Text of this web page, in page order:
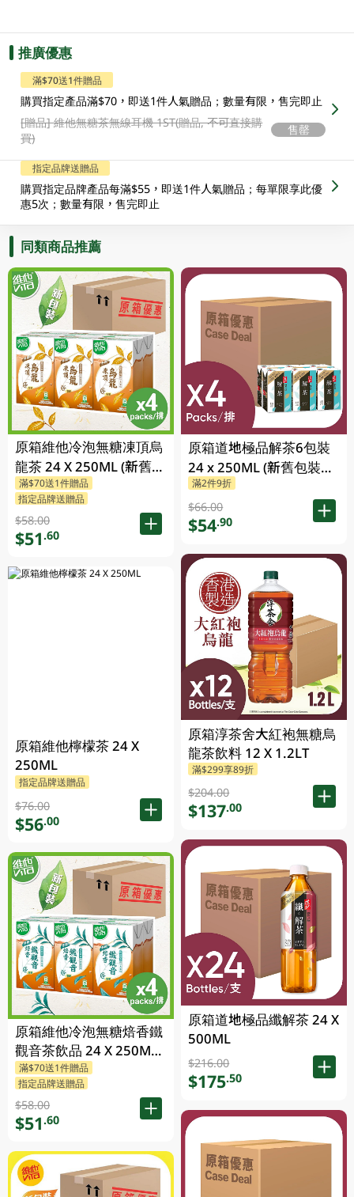
推廣優惠
滿$70送1件贈品
購買指定產品滿$70，即送1件人氣贈品；數量有限，售完即止
[贈品]維他無糖茶無線耳機 1ST(贈品, 不可直接購
買)
售罄
指定品牌送贈品
購買指定品牌產品每滿$55，即送1件人氣贈品；每單限享此優
惠5次；數量有限，售完即止
同類商品推薦
原箱維他冷泡無糖凍頂烏
龍茶 24 X 250ML (新舊包
裝隨機發貨)
滿$70送1件贈品
指定品牌送贈品
$58.00
$51.60
原箱維他檸檬茶 24 X
250ML
指定品牌送贈品
$76.00
$56.00
原箱維他冷泡無糖焙香鐵
觀音茶飲品 24 X 250ML
(新舊包裝隨機發貨)
滿$70送1件贈品
指定品牌送贈品
$58.00
$51.60
原箱道地極品解茶6包裝
24 x 250ML (新舊包裝隨
機發貨)
滿2件9折
$66.00
$54.90
原箱淳茶舍大紅袍無糖烏
龍茶飲料 12 X 1.2LT
滿$299享89折
$204.00
$137.00
原箱道地極品纖解茶 24 X
500ML
$216.00
$175.50